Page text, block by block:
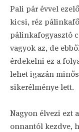
Pali pár évvel
kicsi, réz
pálinkafogyasztó
vagyok az, de
érdekelni ez a
lehet igazán
sikerélménye lett.
Nagyon élvezi ezt
onnantól kezdve,